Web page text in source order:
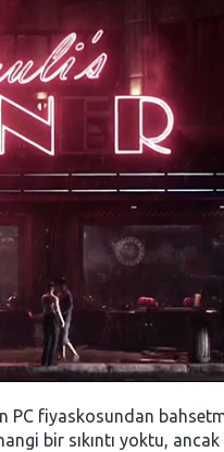
PC fiyaskosundan
bir sıkıntı yoktu,